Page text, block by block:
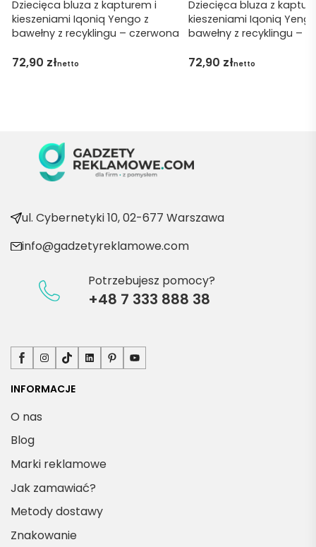
obsłu
gę
pani
Dziecięca bluza z kapturem i
kieszeniami Iqoniq Yengo z
bawełny z recyklingu – czerwona
72,90 złnetto
Dziecięca bluza z
kieszeniami Iqoniq
bawełny z recyklingu –
72,90 złnetto
ul. Cybernetyki 10, 02-677 Warszawa
info@gadzetyreklamowe.com
Potrzebujesz pomocy?
+48 7 333 888 38
Facebook
Instagram
TikTokLinkedInPinterestYouTube
INFORMACJE
O nas
Blog
Marki reklamowe
Jak zamawiać?
Metody dostawy
Znakowanie